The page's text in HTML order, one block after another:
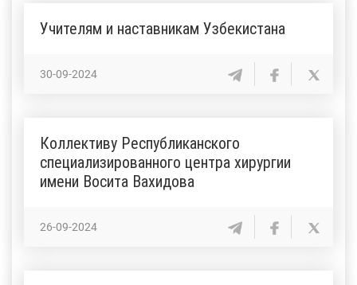
Учителям и наставникам Узбекистана
30-09-2024
Коллективу Республиканского
специализированного центра хирургии
имени Восита Вахидова
26-09-2024